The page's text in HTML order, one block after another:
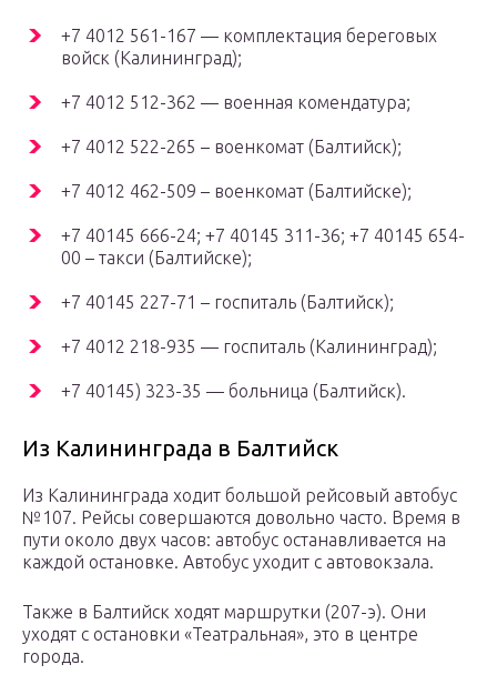
+7 4012 561-167 — комплектация береговых
войск (Калининград);
+7 4012 512-362 — военная комендатура;
+7 4012 522-265 – военкомат (Балтийск);
+7 4012 462-509 – военкомат (Балтийске);
+7 40145 666-24; +7 40145 311-36; +7 40145 654-
00 – такси (Балтийске);
+7 40145 227-71 – госпиталь (Балтийск);
+7 4012 218-935 — госпиталь (Калининград);
+7 40145) 323-35 — больница (Балтийск).
Из Калининграда в Балтийск
Из Калининграда ходит большой рейсовый автобус
№107. Рейсы совершаются довольно часто. Время в
пути около двух часов: автобус останавливается на
каждой остановке. Автобус уходит с автовокзала.
Также в Балтийск ходят маршрутки (207-э). Они
уходят с остановки «Театральная», это в центре
города.